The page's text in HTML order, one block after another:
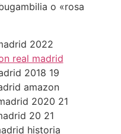
o «rosa